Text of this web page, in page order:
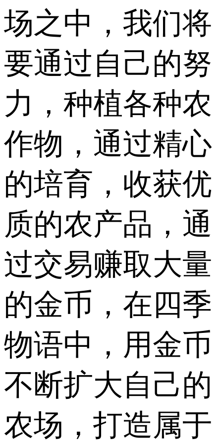
场之中，我们将
要通过自己的努
力，种植各种农
作物，通过精心
的培育，收获优
质的农产品，通
过交易赚取大量
的金币，在四季
物语中，用金币
不断扩大自己的
农场，打造属于